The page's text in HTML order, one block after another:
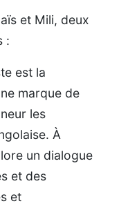
et Mili, deux
:
est la
marque de
les
À
un dialogue
et des
et